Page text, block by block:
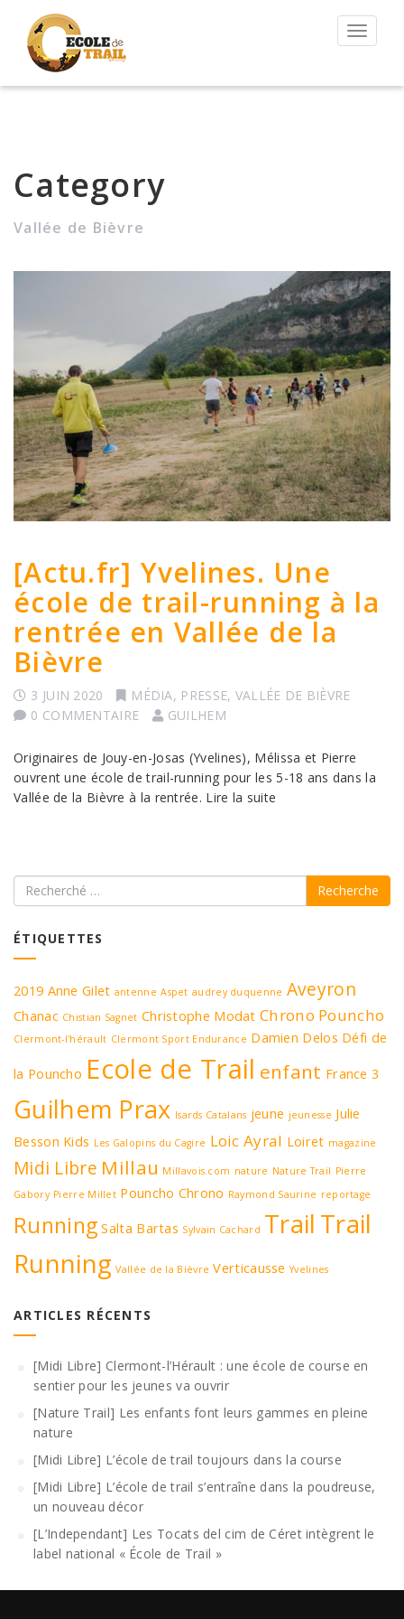
Category
Vallée de Bièvre
[Actu.fr] Yvelines. Une
école de trail-running à la
rentrée en Vallée de la
Bièvre
3 JUIN 2020 MÉDIA, PRESSE, VALLÉE DE BIÈVRE
0 COMMENTAIRE
GUILHEM
Originaires de Jouy-en-Josas (Yvelines), Mélissa et Pierre
ouvrent une école de trail-running pour les 5-18 ans dans la
Vallée de la Bièvre à la rentrée. Lire la suite
Recherche
ÉTIQUETTES
2019 Anne Gilet antenne Aspet audrey duquenne Aveyron
Chanac Chistian Sagnet Christophe Modat Chrono Pouncho
Clermont-l'hérault Clermont Sport Endurance Damien Delos Défi de
la Pouncho Ecole de Trail enfant France 3
Guilhem Prax Isards Catalans jeune jeunesse Julie
Besson Kids Les Galopins du Cagire Loic Ayral Loiret magazine
Midi Libre Millau Millavois.com nature Nature Trail Pierre
Gabory Pierre Millet Pouncho Chrono Raymond Saurine reportage
Running Salta Bartas Sylvain Cachard Trail Trail
Running Vallée de la Bièvre Verticausse Yvelines
ARTICLES RÉCENTS
[Midi Libre] Clermont-l’Hérault : une école de course en
sentier pour les jeunes va ouvrir
[Nature Trail] Les enfants font leurs gammes en pleine
nature
[Midi Libre] L’école de trail toujours dans la course
[Midi Libre] L’école de trail s’entraîne dans la poudreuse,
un nouveau décor
[L’Independant] Les Tocats del cim de Céret intègrent le
label national « École de Trail »